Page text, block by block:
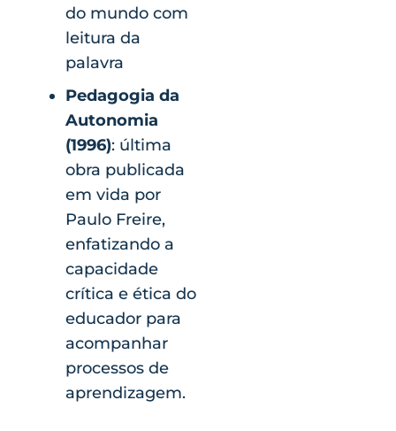
do mundo com
leitura da
palavra
Pedagogia da
Autonomia
(1996): última
obra publicada
em vida por
Paulo Freire,
enfatizando a
capacidade
crítica e ética do
educador para
acompanhar
processos de
aprendizagem.